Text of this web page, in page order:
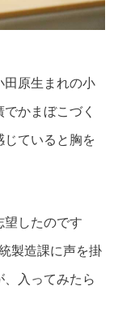
田原生まれの小
かまぼこづく
じていると胸を
望したのです
製造課に声を掛
入ってみたら